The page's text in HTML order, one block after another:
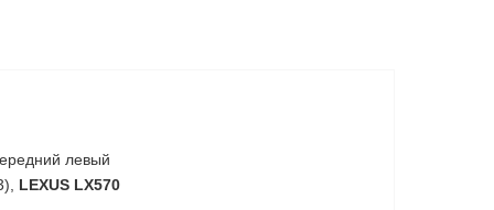
левый
LEXUS LX570